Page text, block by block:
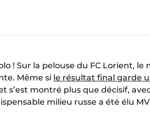
! Sur la pelouse du FC Lorient,
Même si le résultat final garde
s’est montré plus que décisif,
milieu russe a été élu